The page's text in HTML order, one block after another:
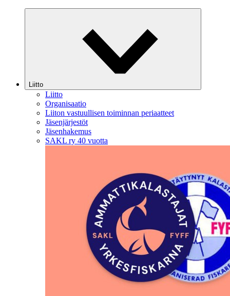
Liitto
Liitto
Organisaatio
Liiton vastuullisen toiminnan periaatteet
Jäsenjärjestöt
Jäsenhakemus
SAKL ry 40 vuotta